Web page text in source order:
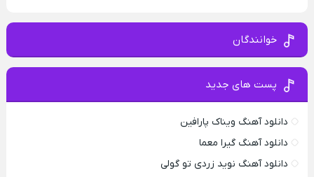
خوانندگان
پست های جدید
دانلود آهنگ ویناک پارافین
دانلود آهنگ گیرا معما
دانلود آهنگ نوید زردی تو گولی